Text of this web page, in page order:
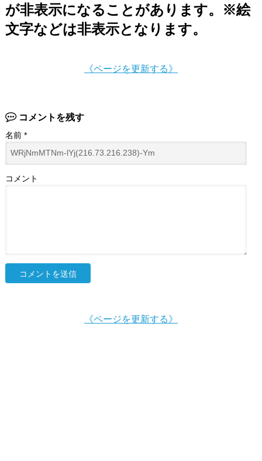
が非表示になることがあります。※絵
文字などは非表示となります。
《ページを更新する》
コメントを残す
名前 *
コメント
《ページを更新する》